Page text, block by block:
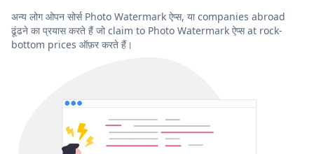
अन्य लोग ओपन सोर्स Photo Watermark ऐप्स, या companies abroad
ढूंढने का प्रयास करते हैं जो claim to Photo Watermark ऐप्स at rock-
bottom prices ऑफ़र करते हैं।